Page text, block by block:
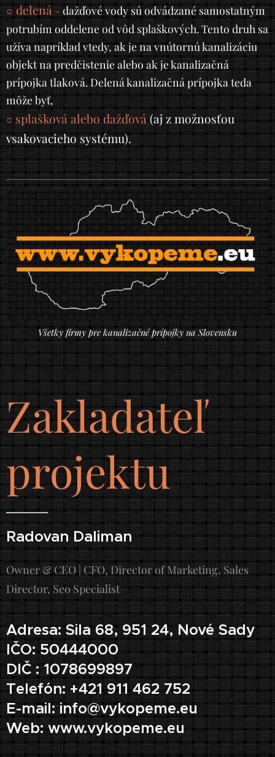
○delená-dažďové vody sú odvádzané samostatným
potrubím oddelene od vôd splaškových. Tento druh sa
užíva napríklad vtedy, ak je na vnútornú kanalizáciu
objekt na predčistenie alebo ak je kanalizačná
prípojka tlaková. Delená kanalizačná prípojka teda
môže byť,
○ splašková alebo dažďová (aj z možnosťou
vsakovacieho systému).
Všetky firmy pre kanalizačné prípojky na Slovensku
Zakladateľ
projektu
Radovan Daliman
Owner & CEO | CFO, Director of Marketing, Sales
Director, Seo Specialist
Adresa: Sila 68, 951 24, Nové Sady
IČO: 50444000
DIČ : 1078699897
Telefón: +421 911 462 752
E-mail: info@vykopeme.eu
Web: www.vykopeme.eu